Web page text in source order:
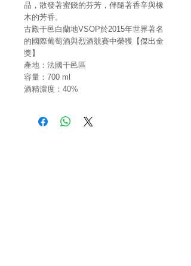
品，散發著蜜餞的芬芳，伴隨著香辛與橡
木的芳香。
古殿干邑白蘭地VSOP於2015年世界著名
的國際葡萄酒與烈酒競賽中榮獲【傑出金
獎】
產地：法國干邑區
容量： 700 ml
酒精濃度： 40%